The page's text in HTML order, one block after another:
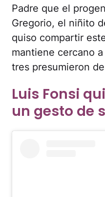
Padre que el
Gregorio, el niñito
quiso compartir
mantiene cercano
tres presumieron
Luis Fonsi
un gesto de